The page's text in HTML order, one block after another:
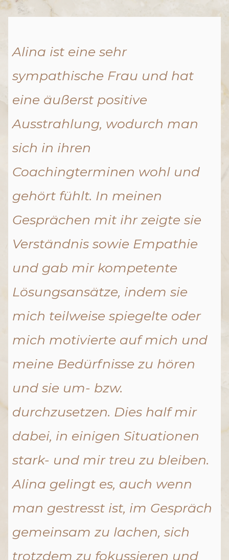
Alina ist eine sehr
sympathische Frau und hat
eine äußerst positive
Ausstrahlung, wodurch man
sich in ihren
Coachingterminen wohl und
gehört fühlt. In meinen
Gesprächen mit ihr zeigte sie
Verständnis sowie Empathie
und gab mir kompetente
Lösungsansätze, indem sie
mich teilweise spiegelte oder
mich motivierte auf mich und
meine Bedürfnisse zu hören
und sie um- bzw.
durchzusetzen. Dies half mir
dabei, in einigen Situationen
stark- und mir treu zu bleiben.
Alina gelingt es, auch wenn
man gestresst ist, im Gespräch
gemeinsam zu lachen, sich
trotzdem zu fokussieren und